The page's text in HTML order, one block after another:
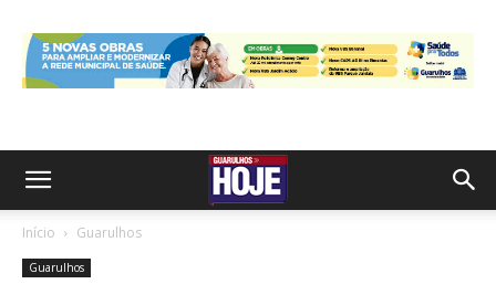
Início Guarulhos
Guarulhos